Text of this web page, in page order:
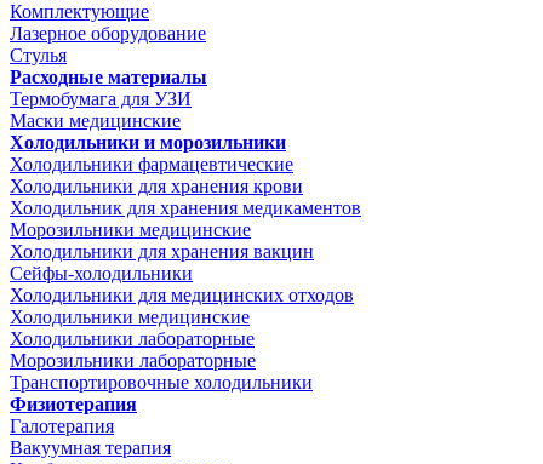
Комплектующие
Лазерное оборудование
Стулья
Расходные материалы
Термобумага для УЗИ
Маски медицинские
Холодильники и морозильники
Холодильники фармацевтические
Холодильники для хранения крови
Холодильник для хранения медикаментов
Морозильники медицинские
Холодильники для хранения вакцин
Сейфы-холодильники
Холодильники для медицинских отходов
Холодильники медицинские
Холодильники лабораторные
Морозильники лабораторные
Транспортировочные холодильники
Физиотерапия
Галотерапия
Вакуумная терапия